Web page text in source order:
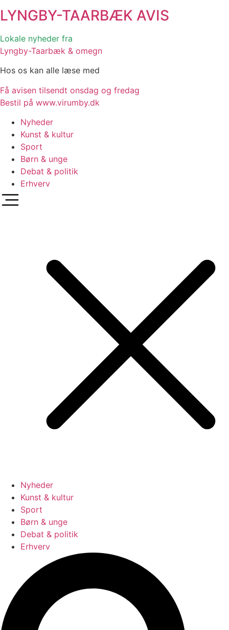
LYNGBY-TAARBÆK AVIS
Lokale nyheder fra
Lyngby-Taarbæk & omegn
Hos os kan alle læse med
Få avisen tilsendt onsdag og fredag
Bestil på www.virumby.dk
Nyheder
Kunst & kultur
Sport
Børn & unge
Debat & politik
Erhverv
Nyheder
Kunst & kultur
Sport
Børn & unge
Debat & politik
Erhverv